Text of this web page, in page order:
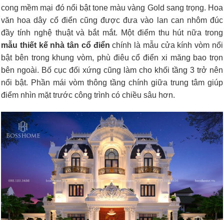
cong mềm mại đó nổi bật tone màu vàng Gold sang trọng. Hoa
văn hoa dây cổ điển cũng được đưa vào lan can nhôm đúc
đầy tính nghệ thuật và bắt mắt. Một điểm thu hút nữa trong
mẫu thiết kế nhà tân cổ điển chính là mẫu cửa kính vòm nổi
bật bên trong khung vòm, phù điêu cổ điển xi măng bao trọn
bên ngoài. Bố cục đối xứng cũng làm cho khối tầng 3 trở nên
nổi bật. Phần mái vòm thông tầng chính giữa trung tâm giúp
điểm nhìn mặt trước công trình có chiều sâu hơn.